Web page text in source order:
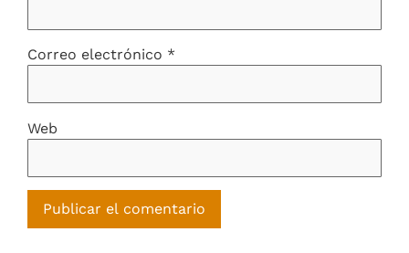
Correo electrónico *
Web